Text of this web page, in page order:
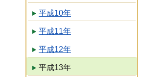
平成10年
平成11年
平成12年
平成13年